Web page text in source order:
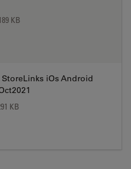
KB
iOs Android
KB